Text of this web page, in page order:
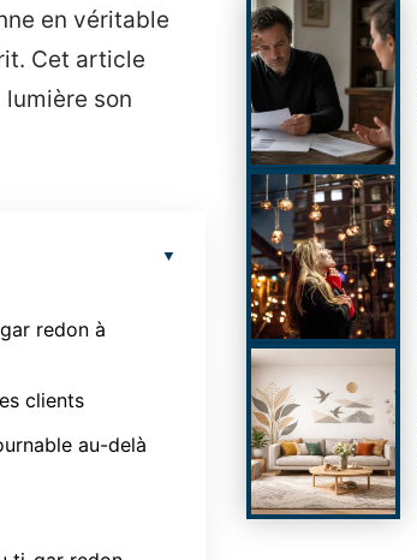
en véritable
Cet article
son
redon à
clients
au-delà